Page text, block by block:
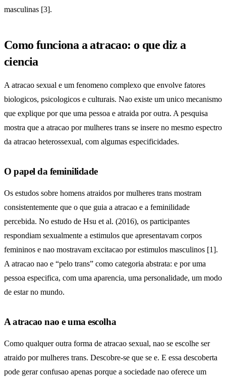
masculinas [3].
Como funciona a atracao: o que diz a
ciencia
A atracao sexual e um fenomeno complexo que envolve fatores
biologicos, psicologicos e culturais. Nao existe um unico mecanismo
que explique por que uma pessoa e atraida por outra. A pesquisa
mostra que a atracao por mulheres trans se insere no mesmo espectro
da atracao heterossexual, com algumas especificidades.
O papel da feminilidade
Os estudos sobre homens atraidos por mulheres trans mostram
consistentemente que o que guia a atracao e a feminilidade
percebida. No estudo de Hsu et al. (2016), os participantes
respondiam sexualmente a estimulos que apresentavam corpos
femininos e nao mostravam excitacao por estimulos masculinos [1].
A atracao nao e “pelo trans” como categoria abstrata: e por uma
pessoa especifica, com uma aparencia, uma personalidade, um modo
de estar no mundo.
A atracao nao e uma escolha
Como qualquer outra forma de atracao sexual, nao se escolhe ser
atraido por mulheres trans. Descobre-se que se e. E essa descoberta
pode gerar confusao apenas porque a sociedade nao oferece um